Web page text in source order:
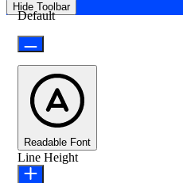
Hide Toolbar
Default
Readable Font
Line Height